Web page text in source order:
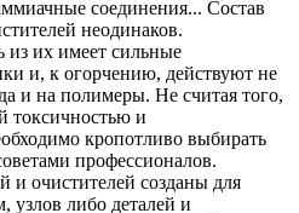
соединения... Состав
неодинаков.
из их имеет сильные
и, к огорчению, действуют не
и на полимеры. Не считая того,
токсичностью и
кропотливо выбирать
профессионалов.
и очистителей созданы для
узлов либо деталей и